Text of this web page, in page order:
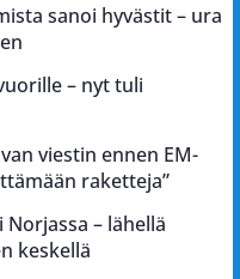
sanoi hyvästit – ura
– nyt tuli
viestin ennen EM-
raketteja”
– lähellä
keskellä